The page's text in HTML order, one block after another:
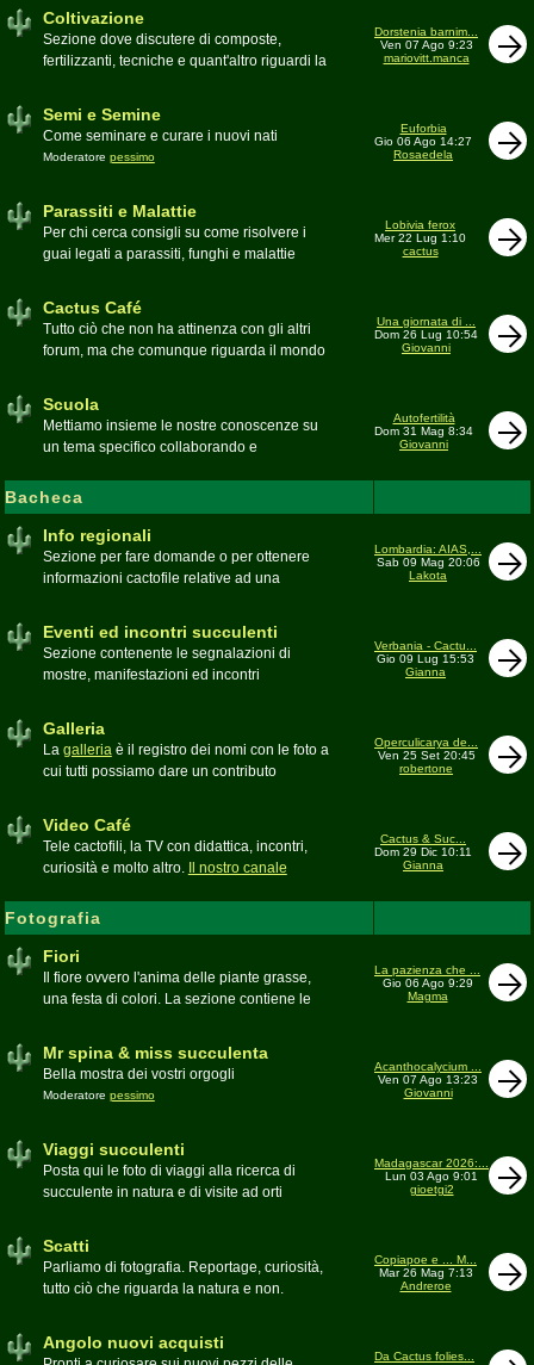
Coltivazione
Sezione dove discutere di composte,
fertilizzanti, tecniche e quant'altro riguardi la
Dorstenia barnim...
Ven 07 Ago 9:23
mariovitt.manca
Semi e Semine
Come seminare e curare i nuovi nati
Moderatore pessimo
Euforbia
Gio 06 Ago 14:27
Rosaedela
Parassiti e Malattie
Per chi cerca consigli su come risolvere i
guai legati a parassiti, funghi e malattie
Lobivia ferox
Mer 22 Lug 1:10
cactus
Cactus Café
Tutto ciò che non ha attinenza con gli altri
forum, ma che comunque riguarda il mondo
Moderatore
Una giornata di ...
Dom 26 Lug 10:54
Giovanni
Scuola
Mettiamo insieme le nostre conoscenze su
un tema specifico collaborando e
cactofilo
Autofertilità
Dom 31 Mag 8:34
Giovanni
Bacheca
Info regionali
Sezione per fare domande o per ottenere
informazioni cactofile relative ad una
Lombardia: AIAS,...
Sab 09 Mag 20:06
Lakota
Eventi ed incontri succulenti
Sezione contenente le segnalazioni di
mostre, manifestazioni ed incontri
Verbania - Cactu...
Gio 09 Lug 15:53
Gianna
Galleria
La galleriaè il registro dei nomi con le foto a
cui tutti possiamo dare un contributo
spazio discutiamo SOLO di errori,
inesattezze, idee e altro inerenti l'argomento
Operculicarya de...
Ven 25 Set 20:45
robertone
Video Café
Tele cactofili, la TV con didattica, incontri,
curiosità e molto altro.
Il nostro canale
Cactus & Suc...
Dom 29 Dic 10:11
Gianna
Fotografia
Fiori
Il fiore ovvero l'anima delle piante grasse,
una festa di colori. La sezione contiene le
La pazienza che ...
Gio 06 Ago 9:29
Magma
Mr spina & miss succulenta
Bella mostra dei vostri orgogli
Moderatore pessimo
Acanthocalycium ...
Ven 07 Ago 13:23
Giovanni
Viaggi succulenti
Posta qui le foto di viaggi alla ricerca di
succulente in natura e di visite ad orti
Madagascar 2026:...
Lun 03 Ago 9:01
gioetgi2
Scatti
Parliamo di fotografia. Reportage, curiosità,
tutto ciò che riguarda la natura e non.
Copiapoe e ... M...
Mar 26 Mag 7:13
Andreroe
Angolo nuovi acquisti
Da Cactus folies...